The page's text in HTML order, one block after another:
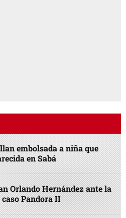
embolsada a niña que
en Sabá
Orlando Hernández ante la
Pandora II